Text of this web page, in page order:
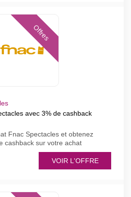
Offres
avec 3% de cashback
Fnac Spectacles et obtenez
cashback sur votre achat
VOIR L'OFFRE